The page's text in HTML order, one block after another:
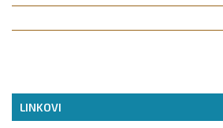
LINKOVI